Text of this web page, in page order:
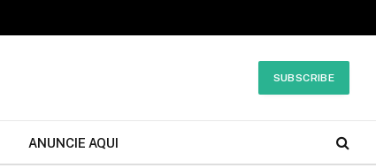
SUBSCRIBE
ANUNCIE AQUI